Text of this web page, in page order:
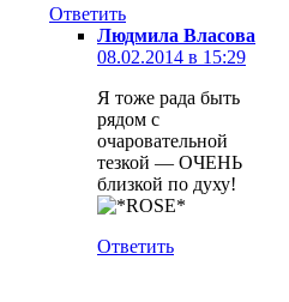
Ответить
Людмила Власова
08.02.2014 в 15:29
Я тоже рада быть
рядом с
очаровательной
тезкой — ОЧЕНЬ
близкой по духу!
Ответить